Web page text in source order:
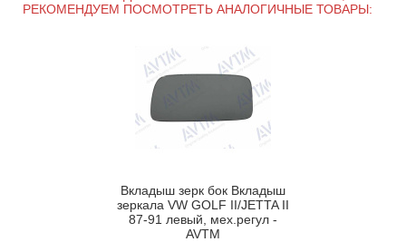
РЕКОМЕНДУЕМ ПОСМОТРЕТЬ АНАЛОГИЧНЫЕ ТОВАРЫ:
Вкладыш зерк бок Вкладыш
зеркала VW GOLF II/JETTA II
87-91 левый, мех.регул -
AVTM